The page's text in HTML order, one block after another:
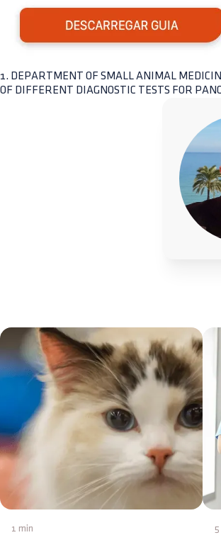
1. DEPARTMENT OF SMALL ANIMAL
OF DIFFERENT DIAGNOSTIC TESTS FOR
1 min